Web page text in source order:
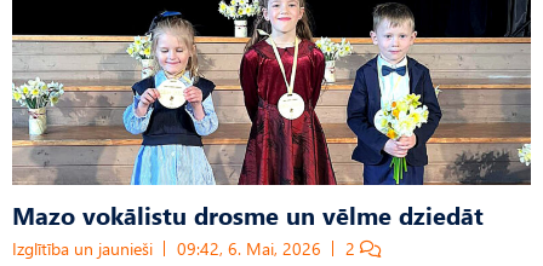
Mazo vokālistu drosme un vēlme dziedāt
Izglītība un jaunieši 09:42, 6. Mai, 2026 2